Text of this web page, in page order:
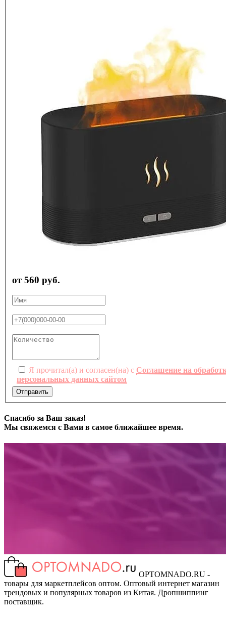
от 560 руб.
Я прочитал(а) и согласен(на) с Соглашение на
персональных данных сайтом
Отправить
Спасибо за Ваш заказ!
Мы свяжемся с Вами в самое ближайшее время.
OPTOMNADO.RU -
товары для маркетплейсов оптом. Оптовый интернет магазин
трендовых и популярных товаров из Китая. Дропшиппинг
поставщик.